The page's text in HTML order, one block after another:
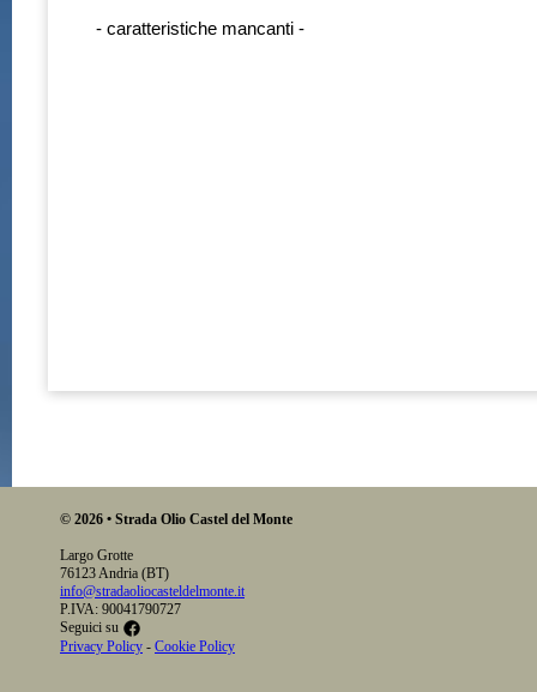
- caratteristiche mancanti -
© 2026 • Strada Olio Castel del Monte
Largo Grotte
76123 Andria (BT)
info@stradaoliocasteldelmonte.it
P.IVA: 90041790727
Seguici su
Privacy Policy - Cookie Policy